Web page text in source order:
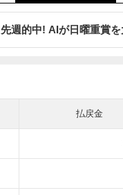
先週的中! AIが日曜重賞を
払戻金